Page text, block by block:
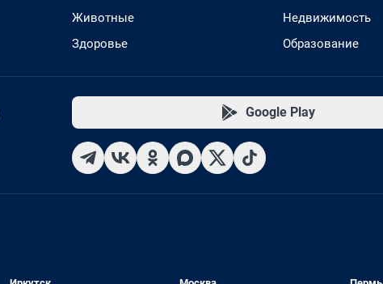
Животные
Здоровье
Недвижимость
Образование
Google Play